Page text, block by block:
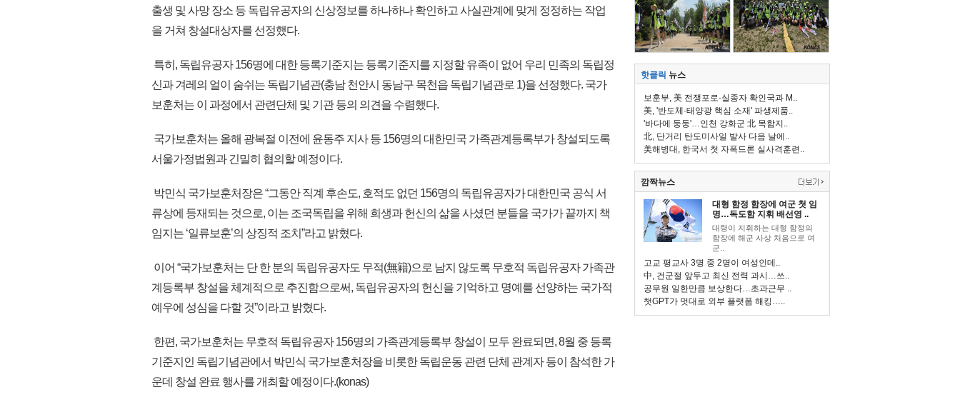
출생 및 사망 장소 등 독립유공자의 신상정보를 하나하나 확인하고 사실관계에 맞게 정정하는 작업
을 거쳐 창설대상자를 선정했다.
특히, 독립유공자 156명에 대한 등록기준지는 등록기준지를 지정할 유족이 없어 우리 민족의 독립정
신과 겨레의 얼이 숨쉬는 독립기념관(충남 천안시 동남구 목천읍 독립기념관로 1)을 선정했다. 국가
보훈처는 이 과정에서 관련단체 및 기관 등의 의견을 수렴했다.
국가보훈처는 올해 광복절 이전에 윤동주 지사 등 156명의 대한민국 가족관계등록부가 창설되도록
서울가정법원과 긴밀히 협의할 예정이다.
박민식 국가보훈처장은 “그동안 직계 후손도, 호적도 없던 156명의 독립유공자가 대한민국 공식 서
류상에 등재되는 것으로, 이는 조국독립을 위해 희생과 헌신의 삶을 사셨던 분들을 국가가 끝까지 책
임지는 ‘일류보훈’의 상징적 조치”라고 밝혔다.
이어 “국가보훈처는 단 한 분의 독립유공자도 무적(無籍)으로 남지 않도록 무호적 독립유공자 가족관
계등록부 창설을 체계적으로 추진함으로써, 독립유공자의 헌신을 기억하고 명예를 선양하는 국가적
예우에 성심을 다할 것”이라고 밝혔다.
한편, 국가보훈처는 무호적 독립유공자 156명의 가족관계등록부 창설이 모두 완료되면, 8월 중 등록
기준지인 독립기념관에서 박민식 국가보훈처장을 비롯한 독립운동 관련 단체 관계자 등이 참석한 가
운데 창설 완료 행사를 개최할 예정이다.(konas)
핫클릭 뉴스
보훈부, 美 전쟁포로·실종자 확인국과 M..
美, '반도체·태양광 핵심 소재' 파생제품..
'바다에 둥둥'…인천 강화군 北 목함지..
北, 단거리 탄도미사일 발사 다음 날에..
美해병대, 한국서 첫 자폭드론 실사격훈련..
깜짝뉴스
대형 함정 함장에 여군 첫 임
명…독도함 지휘 배선영 ..
대령이 지휘하는 대형 함정의
함장에 해군 사상 처음으로 여
군..
고교 평교사 3명 중 2명이 여성인데..
中, 건군절 앞두고 최신 전력 과시…쓰..
공무원 일한만큼 보상한다…초과근무 ..
챗GPT가 멋대로 외부 플랫폼 해킹…..